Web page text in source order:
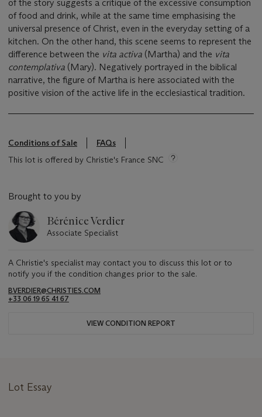
of the story suggests a critique of the excessive consumption
of food and drink, while at the same time emphasising the
universal presence of Christ, even in the everyday setting of a
kitchen. On the other hand, this scene seems to represent the
difference between the vita activa (Martha) and the vita
contemplativa (Mary). Negatively portrayed in the biblical
narrative, the figure of Martha is here associated with the
positive vision of the active life in the ecclesiastical tradition.
Conditions of Sale
FAQs
This lot is offered by Christie's France SNC
Brought to you by
Bérénice Verdier
Associate Specialist
A Christie's specialist may contact you to discuss this lot or to
notify you if the condition changes prior to the sale.
BVERDIER@CHRISTIES.COM
+33 06 19 65 41 67
VIEW CONDITION REPORT
Lot Essay